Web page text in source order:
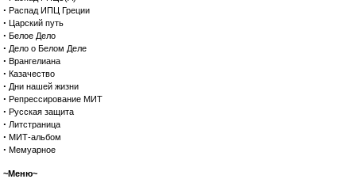
· Распад ИПЦ Греции
· Царский путь
· Белое Дело
· Дело о Белом Деле
· Врангелиана
· Казачество
· Дни нашей жизни
· Репрессирование МИТ
· Русская защита
· Литстраница
· МИТ-альбом
· Мемуарное
~Меню~